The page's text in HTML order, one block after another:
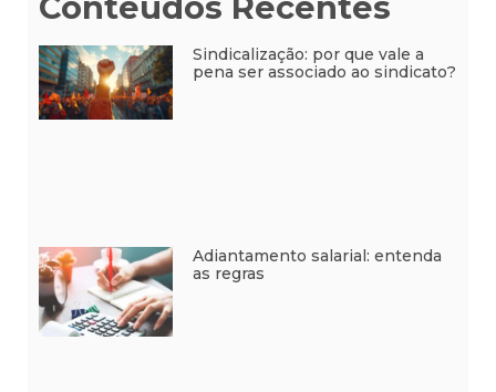
Sindicalização: por que vale a
pena ser associado ao sindicato?
Adiantamento salarial: entenda
as regras